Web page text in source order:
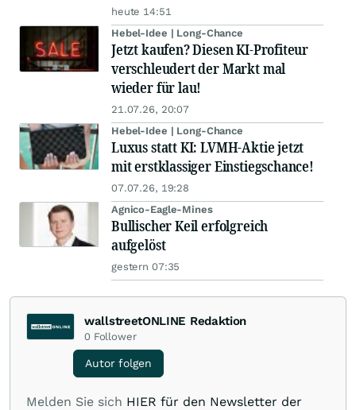
heute 14:51
Hebel-Idee | Long-Chance
Jetzt kaufen? Diesen KI-Profiteur
verschleudert der Markt mal
wieder für lau!
21.07.26, 20:07
Hebel-Idee | Long-Chance
Luxus statt KI: LVMH-Aktie jetzt
mit erstklassiger Einstiegschance!
07.07.26, 19:28
Agnico-Eagle-Mines
Bullischer Keil erfolgreich
aufgelöst
gestern 07:35
wallstreetONLINE Redaktion
0 Follower
Autor folgen
Melden Sie sich HIER für den Newsletter der